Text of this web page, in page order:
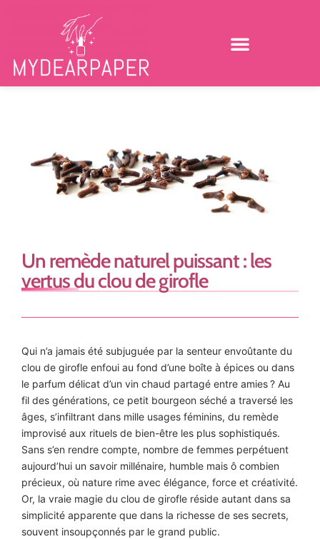
Un remède naturel puissant : les
vertus du clou de girofle
Qui n’a jamais été subjuguée par la senteur envoûtante du
clou de girofle enfoui au fond d’une boîte à épices ou dans
le parfum délicat d’un vin chaud partagé entre amies ? Au
fil des générations, ce petit bourgeon séché a traversé les
âges, s’infiltrant dans mille usages féminins, du remède
improvisé aux rituels de bien-être les plus sophistiqués.
Sans s’en rendre compte, nombre de femmes perpétuent
aujourd’hui un savoir millénaire, humble mais ô combien
précieux, où nature rime avec élégance, force et créativité.
Or, la vraie magie du clou de girofle réside autant dans sa
simplicité apparente que dans la richesse de ses secrets,
souvent insoupçonnés par le grand public.